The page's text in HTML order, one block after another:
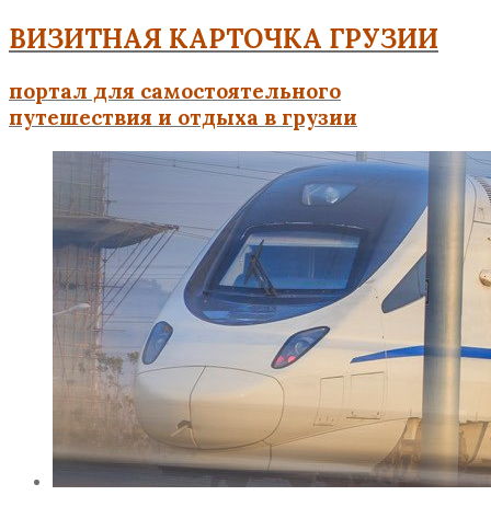
ВИЗИТНАЯ КАРТОЧКА ГРУЗИИ
портал для самостоятельного
путешествия и отдыха в грузии